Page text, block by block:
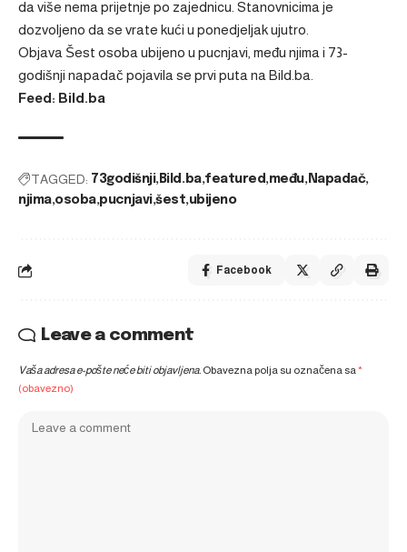
da više nema prijetnje po zajednicu. Stanovnicima je
dozvoljeno da se vrate kući u ponedjeljak ujutro.
Objava Šest osoba ubijeno u pucnjavi, među njima i 73-
godišnji napadač pojavila se prvi puta na Bild.ba
Feed: Bild.ba
TAGGED: 73godišnji Bild.ba featured među Napadač
njima osoba pucnjavi šest ubijeno
Facebook
Leave a comment
Vaša adresa e-pošte neće biti objavljena. Obavezna polja su označena sa*
(obavezno)